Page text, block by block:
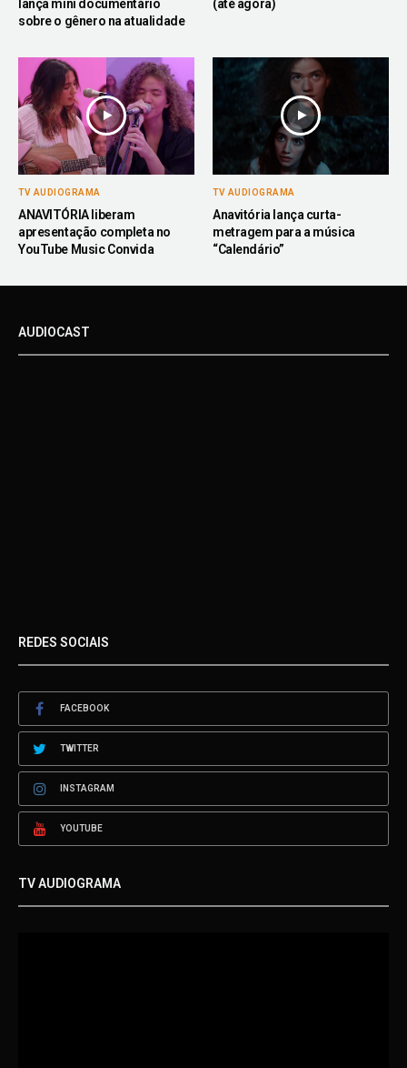
lança mini documentário
sobre o gênero na atualidade
(até agora)
TV AUDIOGRAMA
ANAVITÓRIA liberam
apresentação completa no
YouTube Music Convida
TV AUDIOGRAMA
Anavitória lança curta-
metragem para a música
“Calendário”
AUDIOCAST
REDES SOCIAIS
FACEBOOK
TWITTER
INSTAGRAM
YOUTUBE
TV AUDIOGRAMA